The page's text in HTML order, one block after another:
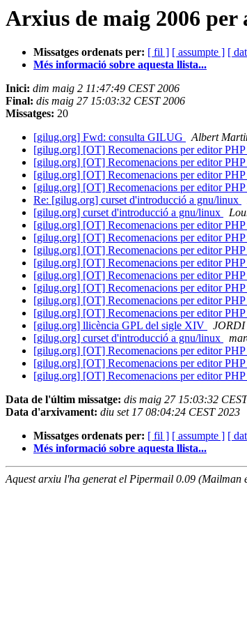
Arxius de maig 2006 per
Missatges ordenats per: [ fil ] [ assumpte ] [
Més informació sobre aquesta llista...
Inici: dim maig 2 11:47:49 CEST 2006
Final: dis maig 27 15:03:32 CEST 2006
Missatges: 20
[gilug.org] Fwd: consulta GILUG
Albert
[gilug.org] [OT] Recomenacions per editor PHP
[gilug.org] [OT] Recomenacions per editor PHP
[gilug.org] [OT] Recomenacions per editor PHP
[gilug.org] [OT] Recomenacions per editor PHP
Re: [gilug.org] curset d'introducció a gnu/linux
[gilug.org] curset d'introducció a gnu/linux
[gilug.org] [OT] Recomenacions per editor PHP
[gilug.org] [OT] Recomenacions per editor PHP
[gilug.org] [OT] Recomenacions per editor PHP
[gilug.org] [OT] Recomenacions per editor PHP
[gilug.org] [OT] Recomenacions per editor PHP
[gilug.org] [OT] Recomenacions per editor PHP
[gilug.org] [OT] Recomenacions per editor PHP
[gilug.org] [OT] Recomenacions per editor PHP
[gilug.org] llicència GPL del sigle XIV
JORDI
[gilug.org] curset d'introducció a gnu/linux
[gilug.org] [OT] Recomenacions per editor PHP
[gilug.org] [OT] Recomenacions per editor PHP
[gilug.org] [OT] Recomenacions per editor PHP
Data de l'últim missatge: dis maig 27 15:03:32
Data d'arxivament: diu set 17 08:04:24 CEST 2023
Missatges ordenats per: [ fil ] [ assumpte ] [
Més informació sobre aquesta llista...
Aquest arxiu l'ha generat el Pipermail 0.09 (Mailman